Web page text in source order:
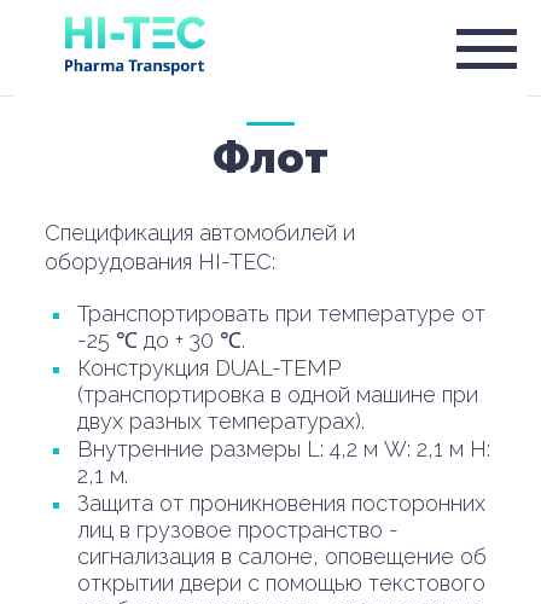
Флот
Спецификация автомобилей и
оборудования HI-TEC:
Транспортировать при температуре от
-25 ℃ до + 30 ℃.
Конструкция DUAL-TEMP
(транспортировка в одной машине при
двух разных температурах).
Внутренние размеры L: 4,2 м W: 2,1 м H:
2,1 м.
Защита от проникновения посторонних
лиц в грузовое пространство -
сигнализация в салоне, оповещение об
открытии двери с помощью текстового